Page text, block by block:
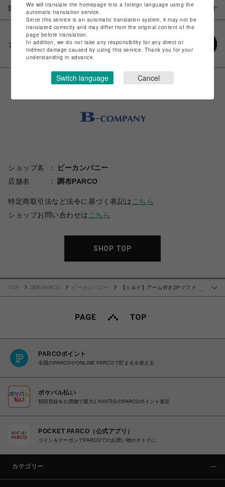
注意事項
シェアする
ショップ名
ビーカンパニー
店舗名
調布PARCO
特定商取引法など法令に基づく表記は こちら
ショップお問い合わせは こちら
SHOP TOP
…
TOP 調布PARCO ビーカンパニー
【ミルド】アーム付き2Pソファ 左
PARCOポイント
全国のPARCOやONLINE PARCOで貯まる＆使える
ポケパル払い
初回登録＆お買物で最大1,500円分のPARCOポイント進呈
POCKET PARCO（公式アプリ）
コイン＆クーポンでPARCOでのお買い物がオトクに
カテゴリー
We will translate the homepage into a foreign language using the
automatic translation service.
Since this service is an automatic translation system, it may not be
translated correctly and may differ from the original content of the
page before translation.
In addition, we do not take any responsibility for any direct or
indirect damage caused by using this service. Thank you for your
understanding in advance.
Switch language Cancel